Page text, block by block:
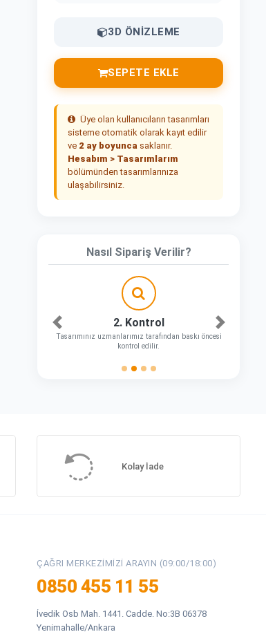
3D ÖNIZLEME
SEPETE EKLE
Üye olan kullanıcıların tasarımları
sisteme otomatik olarak kayıt edilir
ve 2 ay boyunca saklanır.
Hesabım > Tasarımlarım
bölümünden tasarımlarınıza
ulaşabilirsiniz.
Nasıl Sipariş Verilir?
2. Kontrol
Tasarımınız uzmanlarımız tarafından baskı öncesi
kontrol edilir.
Önceki Sonraki
Kolay İade
ÇAĞRI MERKEZIMIZI ARAYIN (09:00/18:00)
0850 455 11 55
İvedik Osb Mah. 1441. Cadde. No:3B 06378
Yenimahalle/Ankara